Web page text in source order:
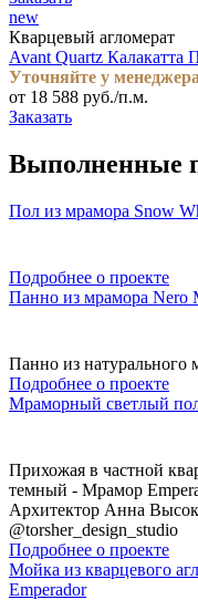
new
Кварцевый агломерат
Avant Quartz Калакатта
Уточняйте у менеджера
от 18 588 руб./п.м.
Заказать
Выполненные
Пол из мрамора Snow
Подробнее о проекте
Панно из мрамора Nero
Панно из натурального
Подробнее о проекте
Мраморный светлый
Прихожая в частной
темный - Мрамор
Архитектор Анна
@torsher_design_studio
Подробнее о проекте
Мойка из кварцевого
Emperador